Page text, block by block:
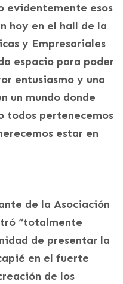
evidentemente esos
hoy en el hall de la
y Empresariales
espacio para poder
entusiasmo y una
un mundo donde
todos pertenecemos
estar en
de la Asociación
“totalmente
de presentar la
en el fuerte
de los